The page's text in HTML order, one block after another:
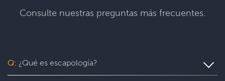
Consulte nuestras preguntas más frecuentes.
Q: ¿Qué es escapología?